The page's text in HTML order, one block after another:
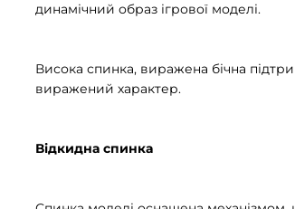
динамічний образ ігрової моделі.
Висока спинка, виражена бічна
виражений характер.
Відкидна спинка